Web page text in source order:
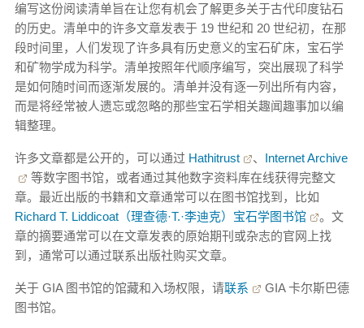
编写这份阅读清单旨在让您有机会了解更多关于古代印度钻石
的历史。清单中的许多文章发表于 19 世纪和 20 世纪初，在那
段时间里，人们发现了许多具有历史意义的宝石矿床，宝石学
和矿物学成为科学。清单按照年代顺序编写，突出展现了科学
是如何随时间而逐渐发展的。清单并没有逐一列出所有内容，
而是将经常被人遗忘或忽略的那些宝石学相关趣闻趣事加以编
辑整理。
许多文章都是公开的，可以通过 Hathitrust 、 Internet Archive
等数字图书馆，或者通过其他数字资料库在线获得完整文
章。最近出版的书籍和文章通常可以在图书馆找到，比如
Richard T. Liddicoat（理查德·T.·李迪克）宝石学图书馆
。文
章的摘要通常可以在文章发表的原始期刊或杂志的官网上找
到，通常可以通过联系出版社购买文章。
关于 GIA 图书馆的馆藏和入场权限，请联系
GIA 卡尔斯巴德
图书馆。